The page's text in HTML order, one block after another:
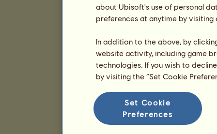
about Ubisoft's use of personal
preferences at anytime by
In addition to the above, by
website activity, including game
technologies. If you wish to
by visiting the “Set Cookie
Set Cookie
Preferences